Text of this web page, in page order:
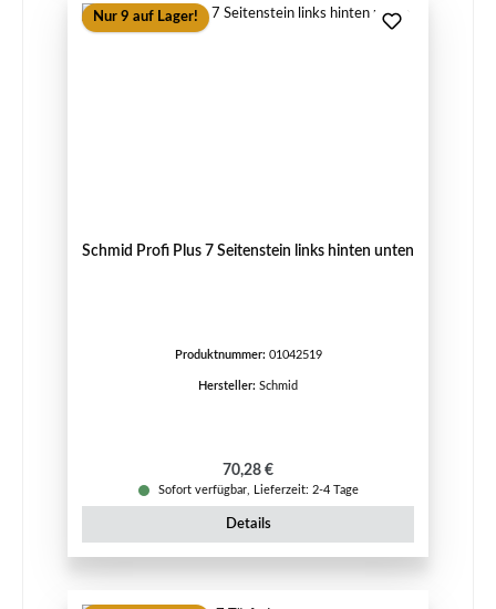
Nur 9 auf Lager!
Schmid Profi Plus 7 Seitenstein links hinten unten
Produktnummer: 01042519
Hersteller: Schmid
Regulärer Preis:
70,28 €
Sofort verfügbar, Lieferzeit: 2-4 Tage
Details